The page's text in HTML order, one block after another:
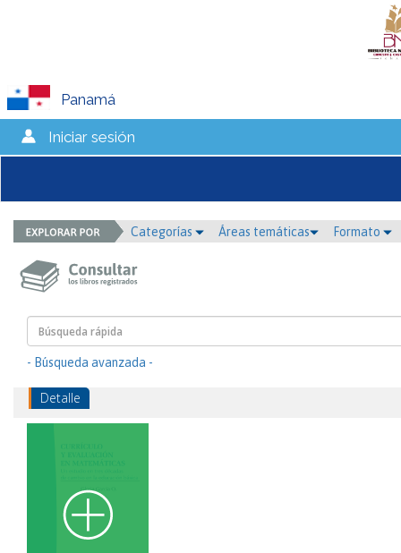
Panamá
Iniciar sesión
Categorías Áreas temáticas Formato
- Búsqueda avanzada -
Detalle